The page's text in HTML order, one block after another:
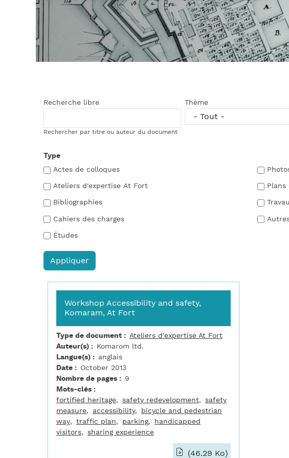
Recherche libre
Rechercher par titre ou auteur du document
Thème
Type
Actes de colloques
Ateliers d'expertise At Fort
Bibliographies
Cahiers des charges
Études
Plans
Workshop Accessibility and safety,
Komaram, At Fort
Type de document
Ateliers d'expertise At Fort
Auteur(s)
Komarom ltd.
Langue(s)
anglais
Date
October 2013
Nombre de pages
9
Mots-clés
fortified heritage
safety redevelopment
safety
measure
accessibility
bicycle and pedestrian
way
traffic plan parking
handicapped
visitors
sharing experience
(46.29 Ko)